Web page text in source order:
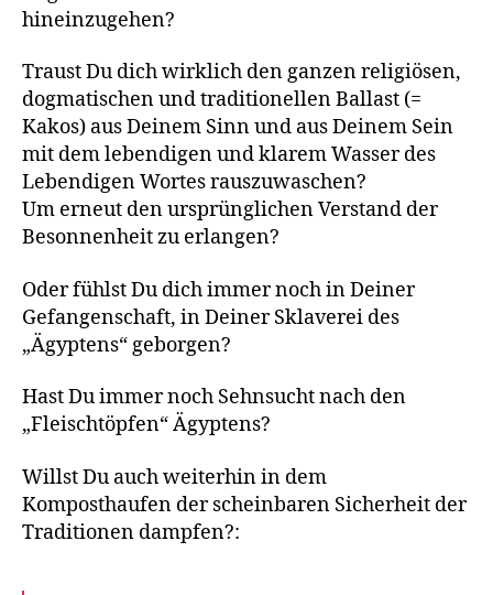
hineinzugehen?
Traust Du dich wirklich den ganzen religiösen,
dogmatischen und traditionellen Ballast (=
Kakos) aus Deinem Sinn und aus Deinem Sein
mit dem lebendigen und klarem Wasser des
Lebendigen Wortes rauszuwaschen?
Um erneut den ursprünglichen Verstand der
Besonnenheit zu erlangen?
Oder fühlst Du dich immer noch in Deiner
Gefangenschaft, in Deiner Sklaverei des
„Ägyptens“ geborgen?
Hast Du immer noch Sehnsucht nach den
„Fleischtöpfen“ Ägyptens?
Willst Du auch weiterhin in dem
Komposthaufen der scheinbaren Sicherheit der
Traditionen dampfen?: